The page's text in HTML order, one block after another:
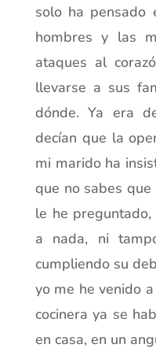
solo ha pensado
hombres y las
ataques al
llevarse a sus
dónde. Ya era
decían que la
mi marido ha
que no sabes que
le he
a nada, ni
cumpliendo su
yo me he venido
cocinera ya se
en casa, en un